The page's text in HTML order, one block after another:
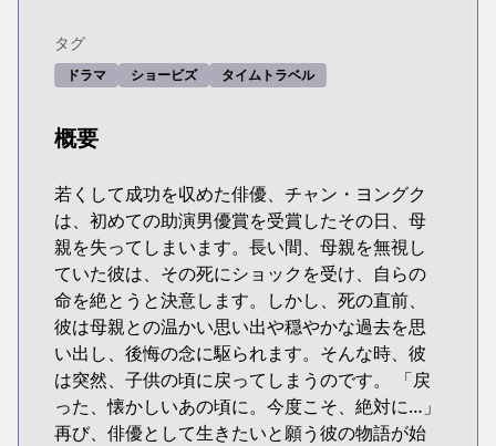
タグ
ドラマ ショービズ タイムトラベル
概要
若くして成功を収めた俳優、チャン・ヨングク
は、初めての助演男優賞を受賞したその日、母
親を失ってしまいます。長い間、母親を無視し
ていた彼は、その死にショックを受け、自らの
命を絶とうと決意します。しかし、死の直前、
彼は母親との温かい思い出や穏やかな過去を思
い出し、後悔の念に駆られます。そんな時、彼
は突然、子供の頃に戻ってしまうのです。 「戻
った、懐かしいあの頃に。今度こそ、絶対に…」
再び、俳優として生きたいと願う彼の物語が始